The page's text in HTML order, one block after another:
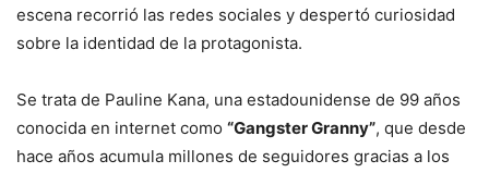
escena recorrió las redes sociales y despertó curiosidad
sobre la identidad de la protagonista.
Se trata de Pauline Kana, una estadounidense de 99 años
conocida en internet como “Gangster Granny”, que desde
hace años acumula millones de seguidores gracias a los